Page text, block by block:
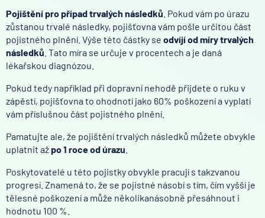
Pojištění pro případ trvalých následků . Pokud vám po úrazu
zůstanou trvalé následky, pojišťovna vám pošle určitou část
pojistného plnění. Výše této částky se odvíjí od míry trvalých
následků . Tato míra se určuje v procentech a je daná
lékařskou diagnózou.
Pokud tedy například při dopravní nehodě přijdete o ruku v
zápěstí, pojišťovna to ohodnotí jako 60% poškození a vyplatí
vám příslušnou část pojistného plnění.
Pamatujte ale, že pojištění trvalých následků můžete obvykle
uplatnit ažpo 1 roce od úrazu
Poskytovatelé u této pojistky obvykle pracují s takzvanou
progresí. Znamená to, že se pojistné násobí s tím, čím vyšší je
tělesné poškození a může několikanásobně přesáhnout i
hodnotu 100 %.